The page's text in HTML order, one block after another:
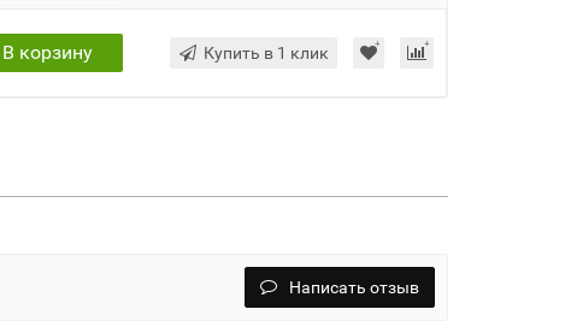
В корзину Купить в 1 клик
Написать отзыв